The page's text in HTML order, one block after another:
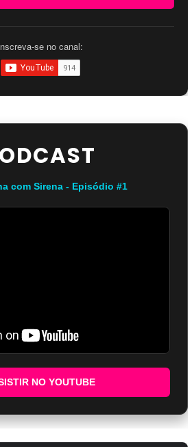
se no canal:
com Sirena - Episódio #1
NO YOUTUBE